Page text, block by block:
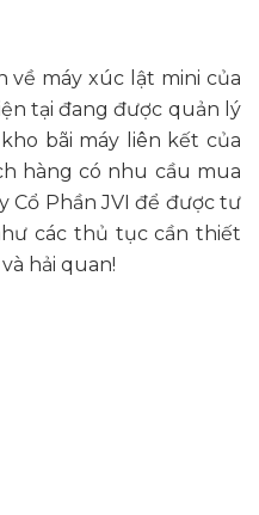
về máy xúc lật mini của
tại đang được quản lý
bãi máy liên kết của
hàng có nhu cầu mua
Cổ Phần JVI để được tư
các thủ tục cần thiết
hải quan!